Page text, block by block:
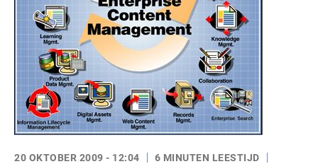
20 OKTOBER 2009 - 12:04
6 MINUTEN LEESTIJD